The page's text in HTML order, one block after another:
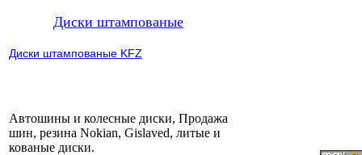
Диски штампованые
Диски штампованые KFZ
Автошины и колесные диски, Продажа
шин, резина Nokian, Gislaved, литые и
кованые диски.